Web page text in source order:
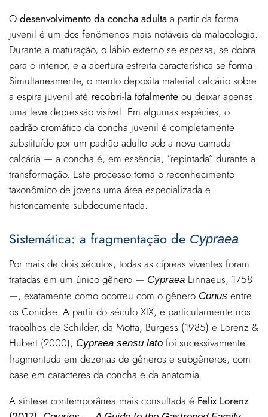
O desenvolvimento da concha adulta a partir da forma
juvenil é um dos fenômenos mais notáveis da malacologia.
Durante a maturação, o lábio externo se espessa, se dobra
para o interior, e a abertura estreita característica se forma.
Simultaneamente, o manto deposita material calcário sobre
a espira juvenil até recobri-la totalmente ou deixar apenas
uma leve depressão visível. Em algumas espécies, o
padrão cromático da concha juvenil é completamente
substituído por um padrão adulto sob a nova camada
calcária — a concha é, em essência, “repintada” durante a
transformação. Este processo torna o reconhecimento
taxonômico de jovens uma área especializada e
historicamente subdocumentada.
Sistemática: a fragmentação de Cypraea
Por mais de dois séculos, todas as cípreas viventes foram
tratadas em um único gênero — Cypraea Linnaeus, 1758
—, exatamente como ocorreu com o gênero Conus entre
os Conidae. A partir do século XIX, e particularmente nos
trabalhos de Schilder, da Motta, Burgess (1985) e Lorenz &
Hubert (2000), Cypraea sensu lato foi sucessivamente
fragmentada em dezenas de gêneros e subgêneros, com
base em caracteres da concha e da anatomia.
A síntese contemporânea mais consultada é Felix Lorenz